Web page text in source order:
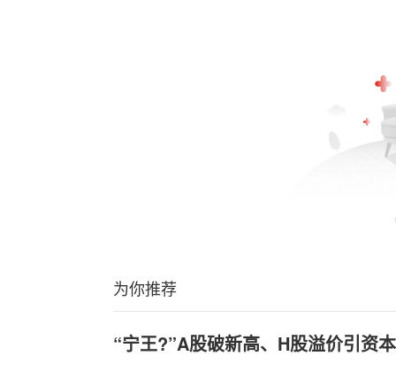
为你推荐
“宁王?”A股破新高、H股溢价引资